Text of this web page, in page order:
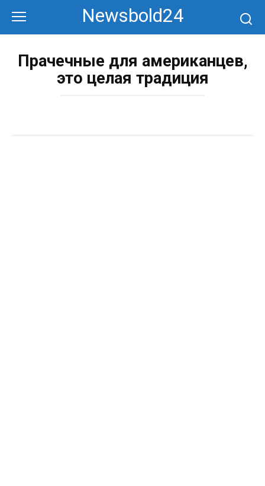
контенту
Newsbold24
Прачечные для американцев,
это целая традиция